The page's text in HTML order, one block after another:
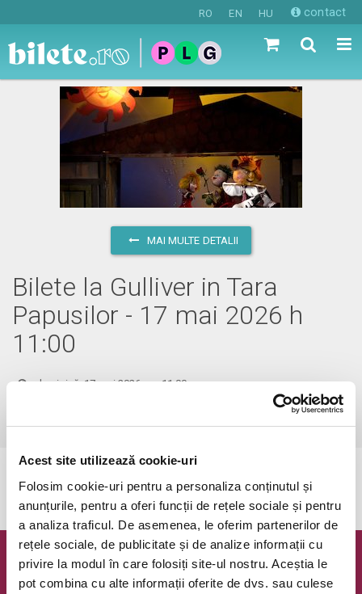
Acest site utilizează cookie-uri
Folosim cookie-uri pentru a personaliza conținutul și
anunțurile, pentru a oferi funcții de rețele sociale și pentru
a analiza traficul. De asemenea, le oferim partenerilor de
rețele sociale, de publicitate și de analize informații cu
privire la modul în care folosiți site-ul nostru. Aceștia le
pot combina cu alte informații oferite de dvs. sau culese
RO EN HU contact
MAI MULTE DETALII
Bilete la Gulliver in Tara
Papusilor - 17 mai 2026 h
11:00
duminică, 17 mai 2026 ora 11:00
Newsletter @ Bilete.ro